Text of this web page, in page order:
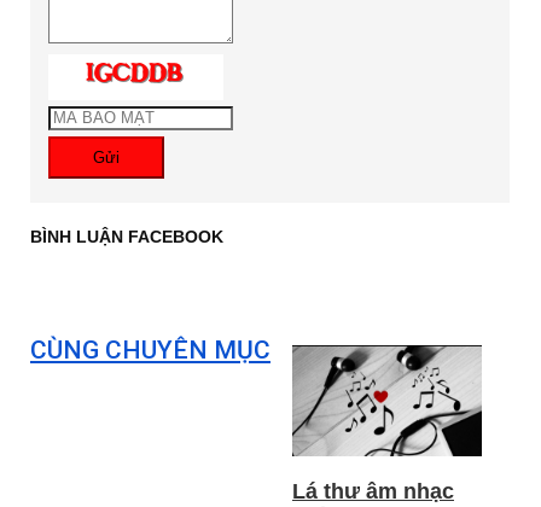
Gửi
BÌNH LUẬN FACEBOOK
CÙNG CHUYÊN MỤC
Lá thư âm nhạc